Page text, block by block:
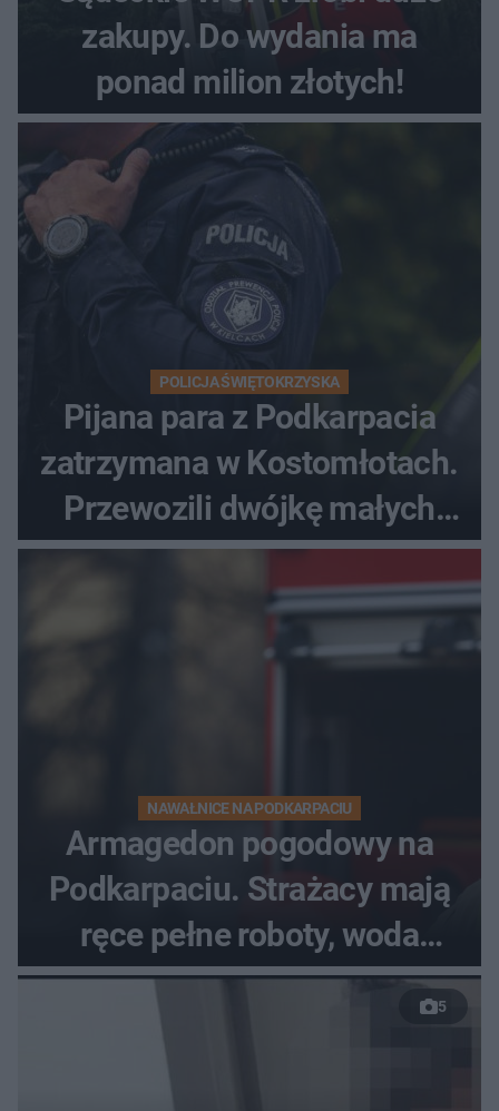
zakupy. Do wydania ma
ponad milion złotych!
POLICJA ŚWIĘTOKRZYSKA
Pijana para z Podkarpacia
zatrzymana w Kostomłotach.
Przewozili dwójkę małych
dzieci
NAWAŁNICE NA PODKARPACIU
Armagedon pogodowy na
Podkarpaciu. Strażacy mają
ręce pełne roboty, woda
zalewa posesje i budynki
5